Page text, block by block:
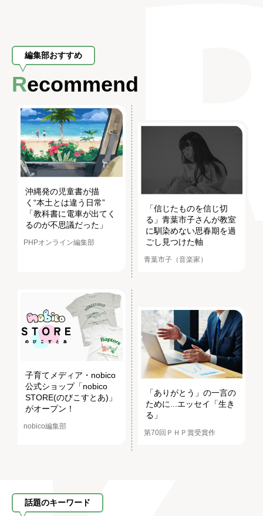
編集部おすすめ
Recommend
沖縄発の児童書が描
く“本土とは違う日常”
「教科書に電車が出てく
るのが不思議だった」
PHPオンライン編集部
「信じたものを信じ切
る」青葉市子さんが教室
に馴染めない思春期を過
ごし見つけた軸
青葉市子（音楽家）
子育てメディア・nobico
公式ショップ「nobico
STORE(のびこすとあ)」
がオープン！
nobico編集部
「ありがとう」の一言の
ために...エッセイ「生き
る」
第70回ＰＨＰ賞受賞作
話題のキーワード